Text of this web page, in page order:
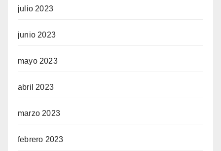
julio 2023
junio 2023
mayo 2023
abril 2023
marzo 2023
febrero 2023